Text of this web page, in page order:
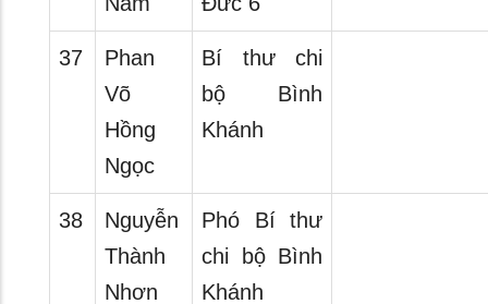
37
Phan
Võ
Hồng
Ngọc
Bí thư chi
bộ Bình
Khánh
38
Nguyễn
Thành
Nhơn
Phó Bí thư
chi bộ Bình
Khánh